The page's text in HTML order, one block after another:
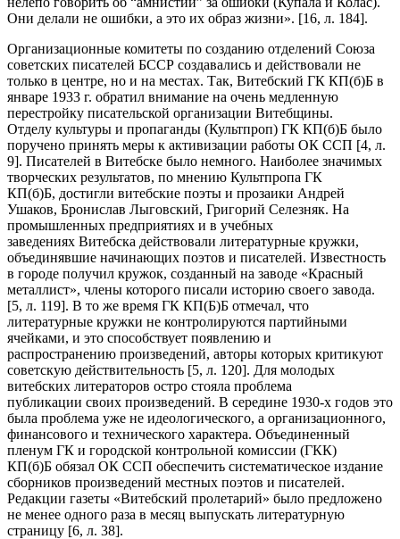
Они делали не ошибки, а это их образ жизни». [16, л. 184].
Организационные комитеты по созданию отделений Союза
советских писателей БССР создавались и действовали не
только в центре, но и на местах. Так, Витебский ГК КП(б)Б в
январе 1933 г. обратил внимание на очень медленную
перестройку писательской организации Витебщины.
Отделу культуры и пропаганды (Культпроп) ГК КП(б)Б было
поручено принять меры к активизации работы ОК ССП [4, л.
9]. Писателей в Витебске было немного. Наиболее значимых
творческих результатов, по мнению Культпропа ГК
КП(б)Б, достигли витебские поэты и прозаики Андрей
Ушаков, Бронислав Лыговский, Григорий Селезняк. На
промышленных предприятиях и в учебных
заведениях Витебска действовали литературные кружки,
объединявшие начинающих поэтов и писателей. Известность
в городе получил кружок, созданный на заводе «Красный
металлист», члены которого писали историю своего завода.
[5, л. 119]. В то же время ГК КП(Б)Б отмечал, что
литературные кружки не контролируются партийными
ячейками, и это способствует появлению и
распространению произведений, авторы которых критикуют
советскую действительность [5, л. 120]. Для молодых
витебских литераторов остро стояла проблема
публикации своих произведений. В середине 1930-х годов это
была проблема уже не идеологического, а организационного,
финансового и технического характера. Объединенный
пленум ГК и городской контрольной комиссии (ГКК)
КП(б)Б обязал ОК ССП обеспечить систематическое издание
сборников произведений местных поэтов и писателей.
Редакции газеты «Витебский пролетарий» было предложено
не менее одного раза в месяц выпускать литературную
страницу [6, л. 38].